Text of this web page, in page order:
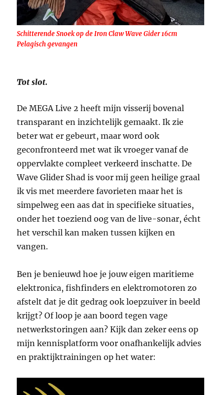
Schitterende Snoek op de Iron Claw Wave Gider 16cm
Pelagisch gevangen
Tot slot.
De MEGA Live 2 heeft mijn visserij bovenal
transparant en inzichtelijk gemaakt. Ik zie
beter wat er gebeurt, maar word ook
geconfronteerd met wat ik vroeger vanaf de
oppervlakte compleet verkeerd inschatte. De
Wave Glider Shad is voor mij geen heilige graal
ik vis met meerdere favorieten maar het is
simpelweg een aas dat in specifieke situaties,
onder het toeziend oog van de live-sonar, écht
het verschil kan maken tussen kijken en
vangen.
Ben je benieuwd hoe je jouw eigen maritieme
elektronica, fishfinders en elektromotoren zo
afstelt dat je dit gedrag ook loepzuiver in beeld
krijgt? Of loop je aan boord tegen vage
netwerkstoringen aan? Kijk dan zeker eens op
mijn kennisplatform voor onafhankelijk advies
en praktijktrainingen op het water: